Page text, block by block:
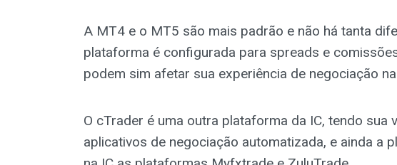
A MT4 e o MT5 são mais padrão e não há tanta
plataforma é configurada para spreads e
podem sim afetar sua experiência de negociação na
O cTrader é uma outra plataforma da IC, tendo
aplicativos de negociação automatizada, e ainda a